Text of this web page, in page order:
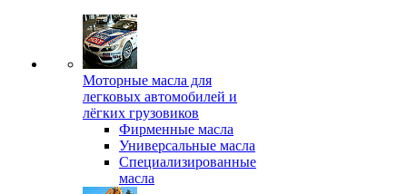
Моторные масла для
легковых автомобилей и
лёгких грузовиков
Фирменные масла
Универсальные масла
Специализированные
масла